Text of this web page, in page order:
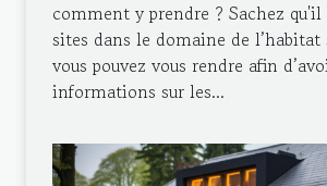
comment y prendre ? Sachez qu'il
sites dans le domaine de l’habitat
vous pouvez vous rendre afin
informations sur les...